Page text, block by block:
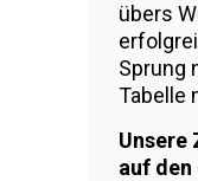
übers
Sprung
Tabelle
Unsere
auf